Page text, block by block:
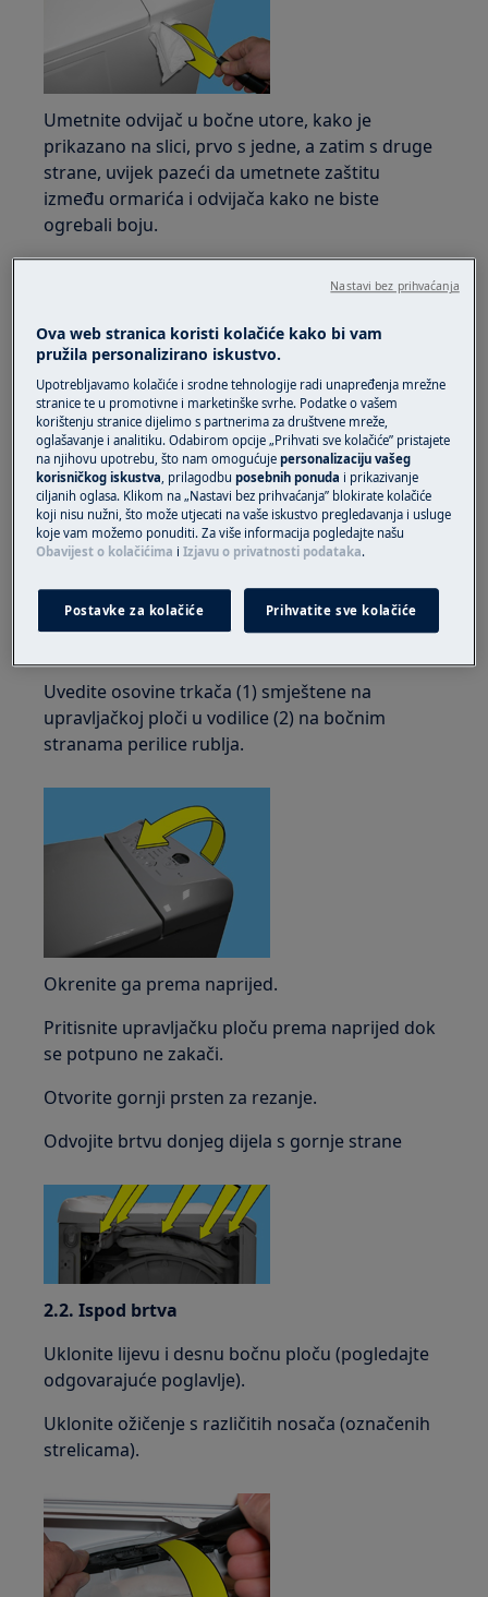
Umetnite odvijač u bočne utore, kako je
prikazano na slici, prvo s jedne, a zatim s druge
strane, uvijek pazeći da umetnete zaštitu
između ormarića i odvijača kako ne biste
ogrebali boju.
Pomaknite se prema dolje da biste malo proširili
upravljačku ploču i otkvačili kopče koje je
Lagano podignite prednji dio upravljačke ploče.
Pomaknite ga prema stražnjem dijelu.
Uvedite osovine trkača (1) smještene na
upravljačkoj ploči u vodilice (2) na bočnim
stranama perilice rublja.
Okrenite ga prema naprijed.
Pritisnite upravljačku ploču prema naprijed dok
se potpuno ne zakači.
Otvorite gornji prsten za rezanje.
Odvojite brtvu donjeg dijela s gornje strane
2.2. Ispod brtva
Uklonite lijevu i desnu bočnu ploču (pogledajte
odgovarajuće poglavlje).
Uklonite ožičenje s različitih nosača (označenih
strelicama).
Ova web stranica koristi kolačiće kako bi vam
pružila personalizirano iskustvo.
Upotrebljavamo kolačiće i srodne tehnologije radi unapređenja mrežne
stranice te u promotivne i marketinške svrhe. Podatke o vašem
korištenju stranice dijelimo s partnerima za društvene mreže,
oglašavanje i analitiku. Odabirom opcije „Prihvati sve kolačiće” pristajete
na njihovu upotrebu, što nam omogućujepersonalizaciju vašeg
korisničkog iskustva, prilagodbuposebnih ponuda i prikazivanje
ciljanih oglasa. Klikom na „Nastavi bez prihvaćanja” blokirate kolačiće
koji nisu nužni, što može utjecati na vaše iskustvo pregledavanja i usluge
koje vam možemo ponuditi. Za više informacija pogledajte našu
Obavijest o kolačićima iIzjavu o privatnosti podataka.
Postavke za kolačiće Prihvatite sve kolačiće
Nastavi bez prihvaćanja